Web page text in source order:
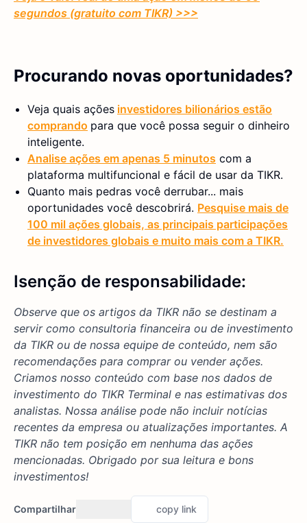
segundos (gratuito com TIKR) >>>
Procurando novas oportunidades?
Veja quais ações investidores bilionários estão
comprando para que você possa seguir o dinheiro
inteligente.
Analise ações em apenas 5 minutos com a
plataforma multifuncional e fácil de usar da TIKR.
Quanto mais pedras você derrubar... mais
oportunidades você descobrirá. Pesquise mais de
100 mil ações globais, as principais participações
de investidores globais e muito mais com a TIKR.
Isenção de responsabilidade:
Observe que os artigos da TIKR não se destinam a
servir como consultoria financeira ou de investimento
da TIKR ou de nossa equipe de conteúdo, nem são
recomendações para comprar ou vender ações.
Criamos nosso conteúdo com base nos dados de
investimento do TIKR Terminal e nas estimativas dos
analistas. Nossa análise pode não incluir notícias
recentes da empresa ou atualizações importantes. A
TIKR não tem posição em nenhuma das ações
mencionadas. Obrigado por sua leitura e bons
investimentos!
Compartilhar copy link